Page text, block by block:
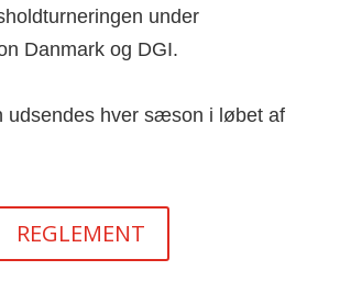
under
Danmark og DGI.
udsendes hver sæson i løbet af
REGLEMENT